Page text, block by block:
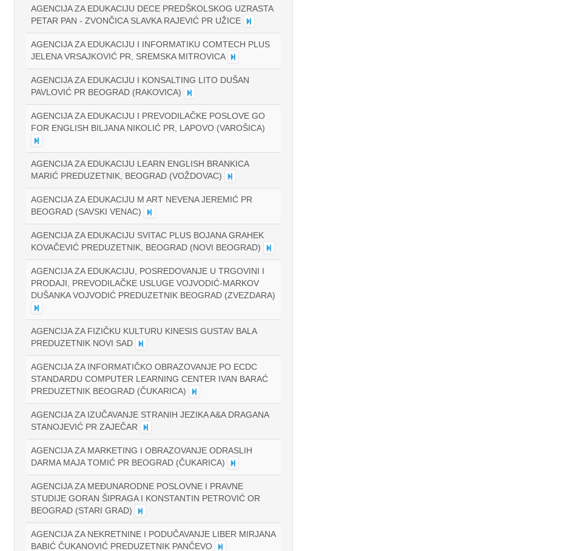
AGENCIJA ZA EDUKACIJU DECE PREDŠKOLSKOG UZRASTA
PETAR PAN - ZVONČICA SLAVKA RAJEVIĆ PR UŽICE
AGENCIJA ZA EDUKACIJU I INFORMATIKU COMTECH PLUS
JELENA VRSAJKOVIĆ PR, SREMSKA MITROVICA
AGENCIJA ZA EDUKACIJU I KONSALTING LITO DUŠAN
PAVLOVIĆ PR BEOGRAD (RAKOVICA)
AGENCIJA ZA EDUKACIJU I PREVODILAČKE POSLOVE GO
FOR ENGLISH BILJANA NIKOLIĆ PR, LAPOVO (VAROŠICA)
AGENCIJA ZA EDUKACIJU LEARN ENGLISH BRANKICA
MARIĆ PREDUZETNIK, BEOGRAD (VOŽDOVAC)
AGENCIJA ZA EDUKACIJU M ART NEVENA JEREMIĆ PR
BEOGRAD (SAVSKI VENAC)
AGENCIJA ZA EDUKACIJU SVITAC PLUS BOJANA GRAHEK
KOVAČEVIĆ PREDUZETNIK, BEOGRAD (NOVI BEOGRAD)
AGENCIJA ZA EDUKACIJU, POSREDOVANJE U TRGOVINI I
PRODAJI, PREVODILAČKE USLUGE VOJVODIĆ-MARKOV
DUŠANKA VOJVODIĆ PREDUZETNIK BEOGRAD (ZVEZDARA)
AGENCIJA ZA FIZIČKU KULTURU KINESIS GUSTAV BALA
PREDUZETNIK NOVI SAD
AGENCIJA ZA INFORMATIČKO OBRAZOVANJE PO ECDC
STANDARDU COMPUTER LEARNING CENTER IVAN BARAĆ
PREDUZETNIK BEOGRAD (ČUKARICA)
AGENCIJA ZA IZUČAVANJE STRANIH JEZIKA A&A DRAGANA
STANOJEVIĆ PR ZAJEČAR
AGENCIJA ZA MARKETING I OBRAZOVANJE ODRASLIH
DARMA MAJA TOMIĆ PR BEOGRAD (ČUKARICA)
AGENCIJA ZA MEĐUNARODNE POSLOVNE I PRAVNE
STUDIJE GORAN ŠIPRAGA I KONSTANTIN PETROVIĆ OR
BEOGRAD (STARI GRAD)
AGENCIJA ZA NEKRETNINE I PODUČAVANJE LIBER MIRJANA
BABIĆ ČUKANOVIĆ PREDUZETNIK PANČEVO